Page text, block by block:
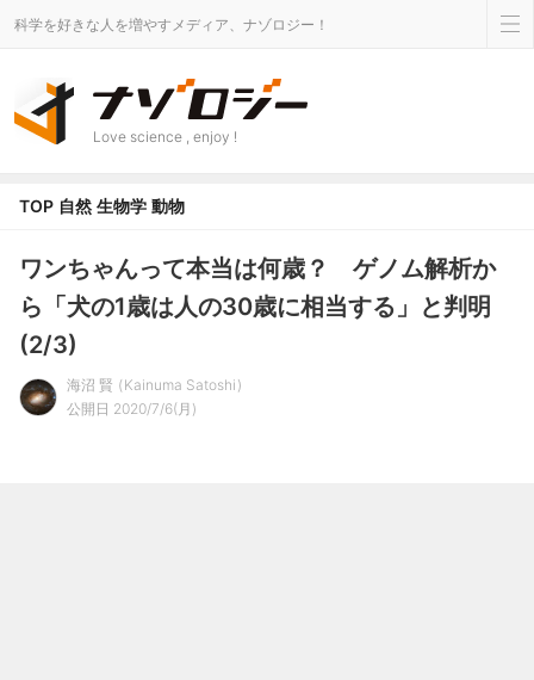
科学を好きな人を増やすメディア、ナゾロジー！
Love science , enjoy !
TOP 自然 生物学 動物
ワンちゃんって本当は何歳？ ゲノム解析か
ら「犬の1歳は人の30歳に相当する」と判明
(2/3)
海沼 賢
Kainuma Satoshi
公開日 2020/7/6(月)